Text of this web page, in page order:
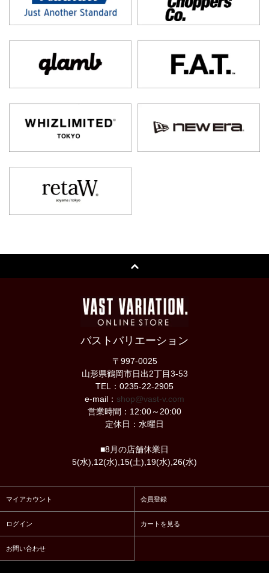
バストバリエーション
〒997-0025
山形県鶴岡市日出2丁目3-53
TEL：0235-22-2905
e-mail： shop@vast-v.com
営業時間：12:00～20:00
定休日：水曜日
■8月の店舗休業日
5(水),12(水),15(土),19(水),26(水)
マイアカウント 会員登録
ログイン カートを見る
お問い合わせ